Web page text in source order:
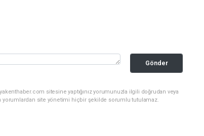
Gönder
sitesine yaptığınız yorumunuzla ilgili doğrudan veya
yorumlardan site yönetimi hiçbir şekilde sorumlu tutulamaz.